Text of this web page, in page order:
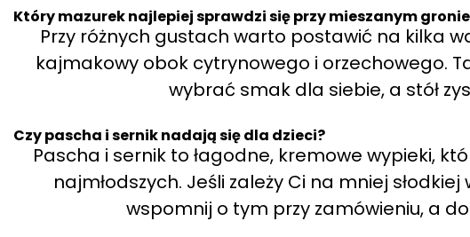
Który mazurek najlepiej sprawdzi się przy mieszanym
Przy różnych gustach warto postawić na kilka
kajmakowy obok cytrynowego i orzechowego.
wybrać smak dla siebie, a stół
Czy pascha i sernik nadają się dla dzieci?
Pascha i sernik to łagodne, kremowe wypieki,
najmłodszych. Jeśli zależy Ci na mniej
wspomnij o tym przy zamówieniu, a